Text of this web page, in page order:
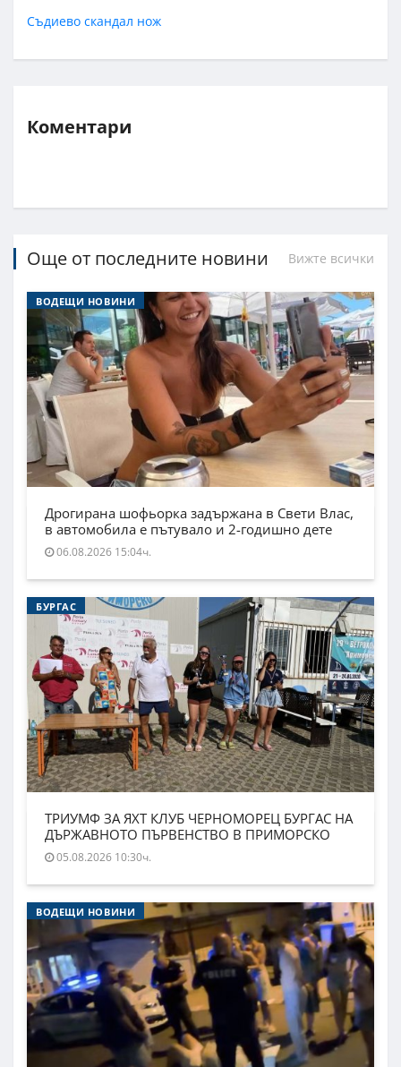
Съдиево скандал нож
Коментари
Още от последните новини Вижте всички
ВОДЕЩИ НОВИНИ
Дрогирана шофьорка задържана в Свети Влас,
в автомобила е пътувало и 2-годишно дете
06.08.2026 15:04ч.
БУРГАС
ТРИУМФ ЗА ЯХТ КЛУБ ЧЕРНОМОРЕЦ БУРГАС НА
ДЪРЖАВНОТО ПЪРВЕНСТВО В ПРИМОРСКО
05.08.2026 10:30ч.
ВОДЕЩИ НОВИНИ